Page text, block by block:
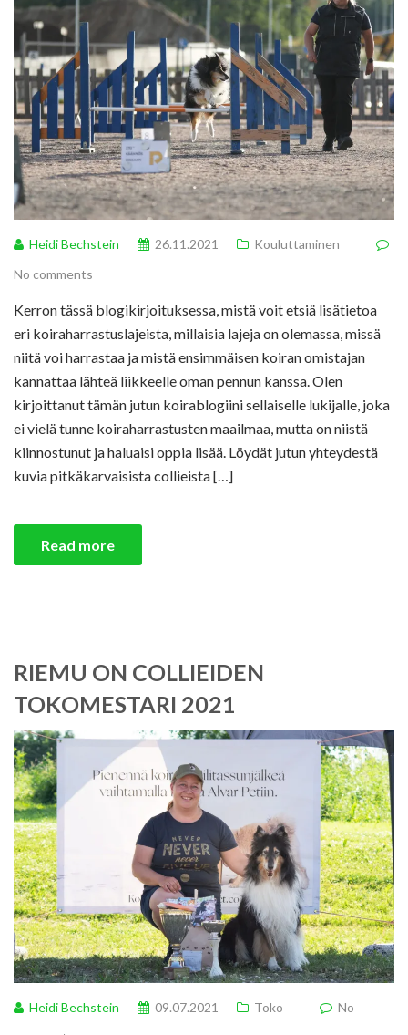
Heidi Bechstein 26.11.2021
Kouluttaminen
No comments
Kerron tässä blogikirjoituksessa, mistä voit etsiä lisätietoa
eri koiraharrastuslajeista, millaisia lajeja on olemassa, missä
niitä voi harrastaa ja mistä ensimmäisen koiran omistajan
kannattaa lähteä liikkeelle oman pennun kanssa. Olen
kirjoittanut tämän jutun koirablogiini sellaiselle lukijalle, joka
ei vielä tunne koiraharrastusten maailmaa, mutta on niistä
kiinnostunut ja haluaisi oppia lisää. Löydät jutun yhteydestä
kuvia pitkäkarvaisista collieista […]
Read more
RIEMU ON COLLIEIDEN
TOKOMESTARI 2021
Heidi Bechstein 09.07.2021 Toko
No